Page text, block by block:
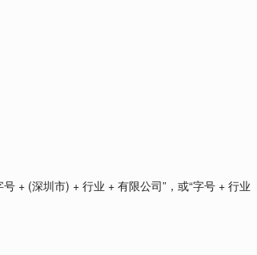
+ (深圳市) + 行业 + 有限公司”，或“字号 + 行业